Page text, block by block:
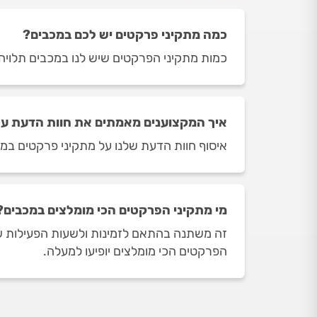
כמה מתקיני פרקטים יש לכם במכבים?
כמות מתקיני הפרקטים שיש לנו במכבים תלויה ביום
איך המקצוענים מאמתים את חוות הדעת
איסוף חוות הדעת שלנו על מתקיני פרקטים
מי מתקיני הפרקטים הכי מומלצים
זה משתנה בהתאם לזמינות ולשעות הפעילות
הפרקטים הכי מומלצים יופיעו למעלה.